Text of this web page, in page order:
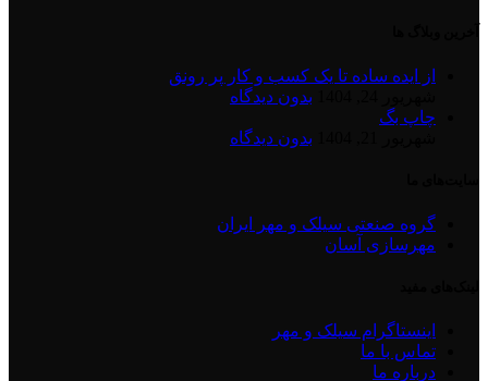
از ایده ساده تا یک کسب و کار پر رونق
بدون دیدگاه
چاپ بگ
بدون دیدگاه
گروه صنعتی سیلک و مهر ایران
مهرسازی آسان
اینستاگرام سیلک و مهر
تماس با ما
درباره ما